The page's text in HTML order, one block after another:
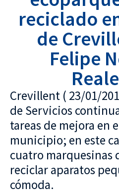
reciclado
de
Felipe
Crevillent ( 23/01/
de Servicios
tareas de mejora en
municipio; en este
cuatro marquesinas
reciclar aparatos
cómoda.